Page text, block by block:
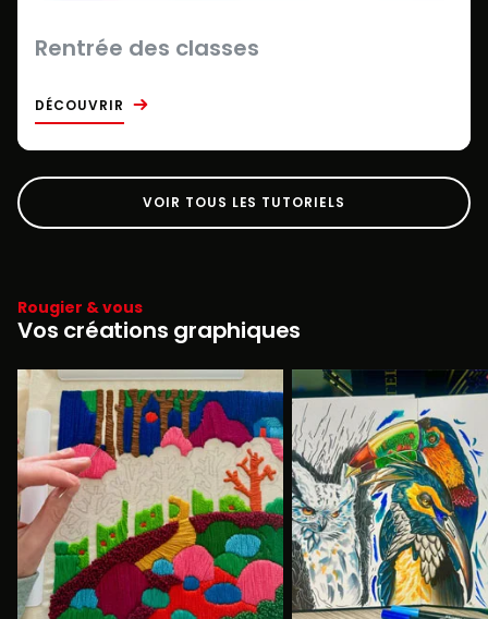
Rentrée des classes
DÉCOUVRIR
VOIR TOUS LES TUTORIELS
Rougier & vous
Vos créations graphiques